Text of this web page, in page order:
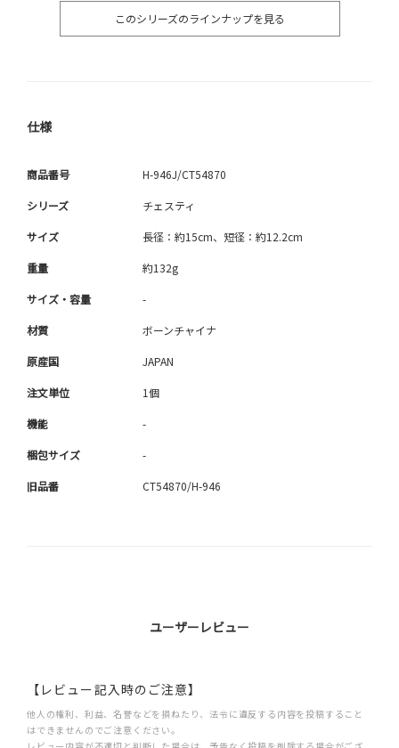
このシリーズのラインナップを見る
仕様
商品番号 H-946J/CT54870
シリーズ チェスティ
サイズ 長径：約15cm、短径：約12.2cm
重量 約132g
サイズ・容量 -
材質 ボーンチャイナ
原産国 JAPAN
注文単位 1個
機能 -
梱包サイズ -
旧品番 CT54870/H-946
ユーザーレビュー
【レビュー記入時のご注意】
他人の権利、利益、名誉などを損ねたり、法令に違反する内容を投稿すること
はできませんのでご注意ください。